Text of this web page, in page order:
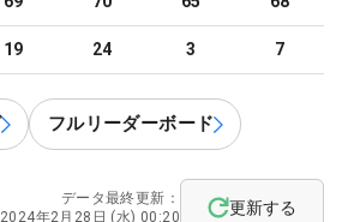
19 24 3 7
フルリーダーボード
データ最終更新：
2024年2月28日 (水) 00:20
更新する